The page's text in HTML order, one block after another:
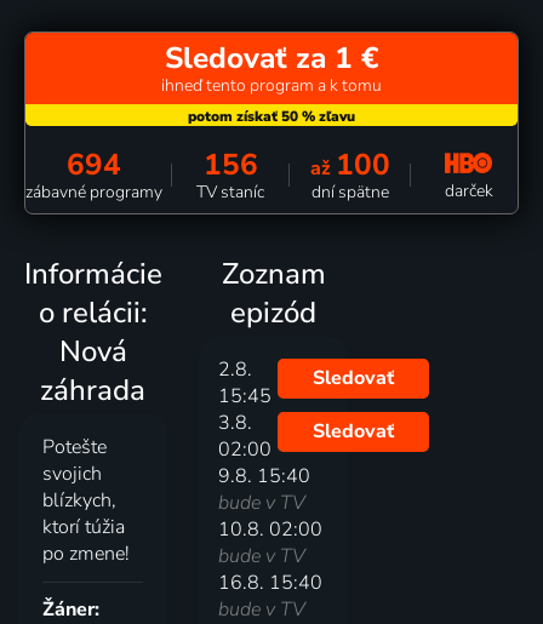
Sledovať za 1 €
ihneď tento program a k tomu
694
zábavné programy
156
TV staníc
až 100
dní spätne darček
Informácie
o relácii:
Nová
záhrada
Potešte
svojich
blízkych,
ktorí túžia
po zmene!
Žáner:
Zoznam
epizód
2.8.
15:45
Sledovať
3.8.
02:00
Sledovať
9.8. 15:40
bude v TV
10.8. 02:00
bude v TV
16.8. 15:40
bude v TV